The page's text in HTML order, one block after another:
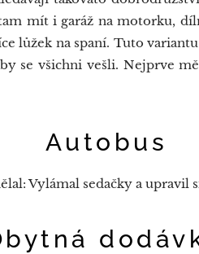
mít i garáž na motorku,
lůžek na spaní. Tuto
se všichni vešli. Nejprve
Vylámal sedačky a upravil